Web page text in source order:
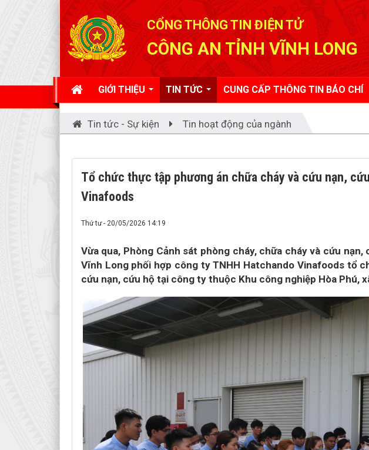
CỔNG THÔNG TIN ĐIỆN TỬ
CÔNG AN TỈNH VĨNH LONG
GIỚI THIỆU TIN TỨC CUNG CẤP THÔNG TIN BÁO CHÍ
Tin tức - Sự kiện Tin hoạt động của ngành
Tổ chức thực tập phương án chữa cháy và cứu nạn,
Vinafoods
Thứ tư - 20/05/2026 14:19
Vừa qua, Phòng Cảnh sát phòng cháy, chữa cháy và cứu nạn,
Vĩnh Long phối hợp công ty TNHH Hatchando Vinafoods tổ
cứu nạn, cứu hộ tại công ty thuộc Khu công nghiệp Hòa Phú,